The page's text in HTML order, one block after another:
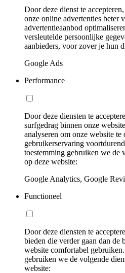
Door deze dienst te
onze online advertenties beter
advertentieaanbod
versleutelde persoonlijke
aanbieders, voor zover je hun
Google Ads
Performance
Door deze diensten te
surfgedrag binnen onze
analyseren om onze website te
gebruikerservaring
toestemming gebruiken we de
op deze website:
Google Analytics, Google
Functioneel
Door deze diensten te
bieden die verder gaan dan de
website comfortabel
gebruiken we de volgende
website: